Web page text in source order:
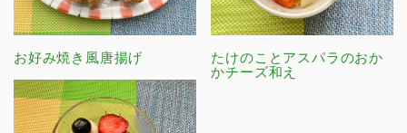
お好み焼き風唐揚げ
たけのことアスパラのおか
かチーズ和え